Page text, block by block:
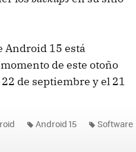
Android 15 está
de este otoño
de septiembre y el 21
Android 15 Software